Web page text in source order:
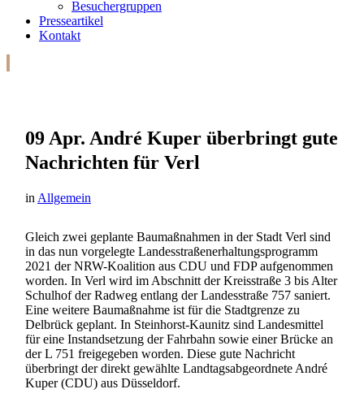
Besuchergruppen
Presseartikel
Kontakt
09 Apr. André Kuper überbringt gute
Nachrichten für Verl
in Allgemein
Gleich zwei geplante Baumaßnahmen in der Stadt Verl sind
in das nun vorgelegte Landesstraßenerhaltungsprogramm
2021 der NRW-Koalition aus CDU und FDP aufgenommen
worden. In Verl wird im Abschnitt der Kreisstraße 3 bis Alter
Schulhof der Radweg entlang der Landesstraße 757 saniert.
Eine weitere Baumaßnahme ist für die Stadtgrenze zu
Delbrück geplant. In Steinhorst-Kaunitz sind Landesmittel
für eine Instandsetzung der Fahrbahn sowie einer Brücke an
der L 751 freigegeben worden. Diese gute Nachricht
überbringt der direkt gewählte Landtagsabgeordnete André
Kuper (CDU) aus Düsseldorf.